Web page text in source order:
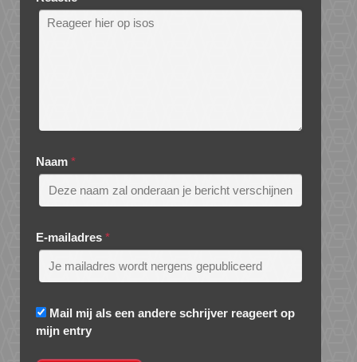
Naam *
E-mailadres *
Mail mij als een andere schrijver reageert op
mijn entry